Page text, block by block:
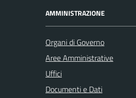
AMMINISTRAZIONE
Organi di Governo
Aree Amministrative
Uffici
Documenti e Dati